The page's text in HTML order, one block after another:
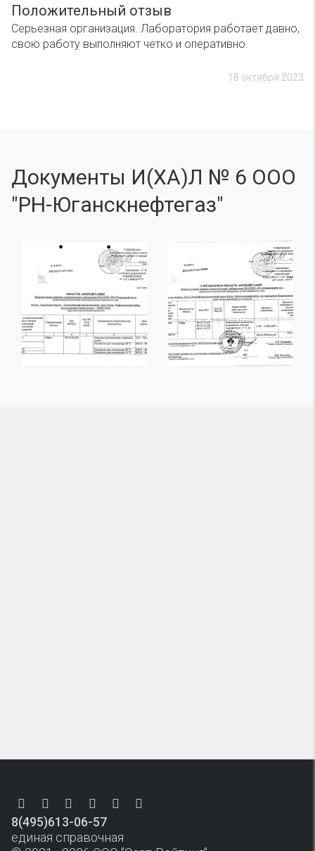
Положительный отзыв
Серьезная организация. Лаборатория работает давно,
свою работу выполняют четко и оперативно.
18 октября 2023
Документы И(ХА)Л № 6 ООО
"РН-Юганскнефтегаз"
8(495)613-06-57
единая справочная